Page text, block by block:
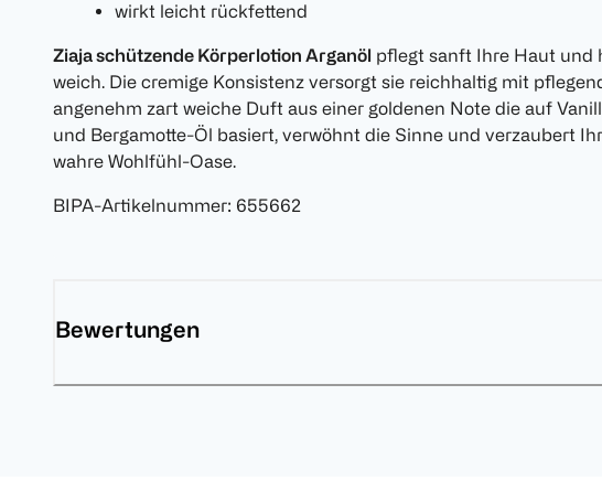
wirkt leicht rückfettend
Ziaja schützende Körperlotion Arganöl pflegt sanft Ihre Haut und
weich. Die cremige Konsistenz versorgt sie reichhaltig mit
angenehm zart weiche Duft aus einer goldenen Note die auf
und Bergamotte-Öl basiert, verwöhnt die Sinne und verzaubert
wahre Wohlfühl-Oase.
BIPA-Artikelnummer: 655662
Bewertungen